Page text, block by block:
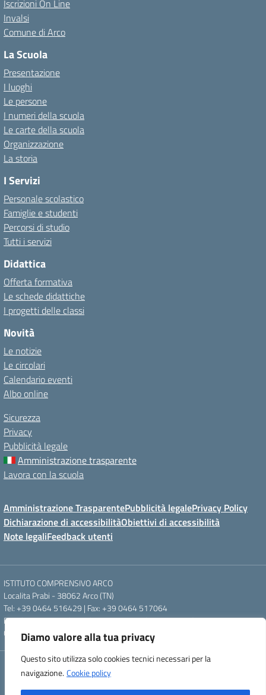
Diamo valore alla tua privacy
Questo sito utilizza solo cookies tecnici necessari per la
navigazione. Cookie policy
Iscrizioni On Line
Invalsi
Comune di Arco
La Scuola
Presentazione
I luoghi
Le persone
I numeri della scuola
Le carte della scuola
Organizzazione
La storia
I Servizi
Personale scolastico
Famiglie e studenti
Percorsi di studio
Tutti i servizi
Didattica
Offerta formativa
Le schede didattiche
I progetti delle classi
Novità
Le notizie
Le circolari
Calendario eventi
Albo online
Sicurezza
Privacy
Pubblicità legale
Amministrazione trasparente
Lavora con la scuola
Amministrazione TrasparentePubblicità legalePrivacy Policy
Dichiarazione di accessibilitàObiettivi di accessibilità
Note legaliFeedback utenti
ISTITUTO COMPRENSIVO ARCO
Localita Prabi - 38062 Arco (TN)
Tel: +39 0464 516429 | Fax: +39 0464 517064
Email: segr.ic.arco@scuole.provincia.tn.it | PEC: ic.arco@pec.provincia.tn.it
Codice meccanografico: TNIC840005 | Codice fiscale: 93012960220
Concept & Design by Designers Italia